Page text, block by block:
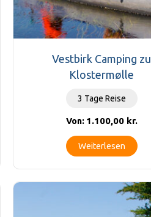
Vestbirk Camping zu
Klostermølle
3 Tage Reise
Von: 1.100,00 kr.
Weiterlesen